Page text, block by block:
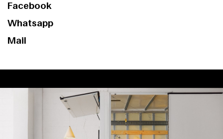
Index
Facebook
Whatsapp
Mail